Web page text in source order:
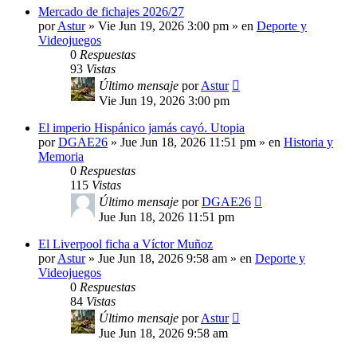
Mercado de fichajes 2026/27
porAstur» Vie Jun 19, 2026 3:00 pm » en Deporte y
Videojuegos
0 Respuestas
93 Vistas
Último mensaje porAstur
Vie Jun 19, 2026 3:00 pm
El imperio Hispánico jamás cayó. Utopia
porDGAE26 » Jue Jun 18, 2026 11:51 pm » en Historia y
Memoria
0 Respuestas
115 Vistas
Último mensaje porDGAE26
Jue Jun 18, 2026 11:51 pm
El Liverpool ficha a Víctor Muñoz
porAstur» Jue Jun 18, 2026 9:58 am » en Deporte y
Videojuegos
0 Respuestas
84 Vistas
Último mensaje porAstur
Jue Jun 18, 2026 9:58 am